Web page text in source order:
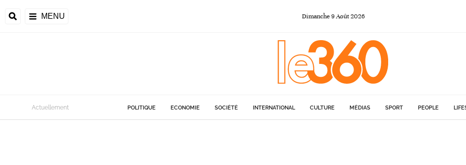
MENU Dimanche 9Août 2026
Actuellement POLITIQUE ECONOMIE SOCIÉTÉ INTERNATIONAL CULTURE MÉDIAS SPORT PEOPLE